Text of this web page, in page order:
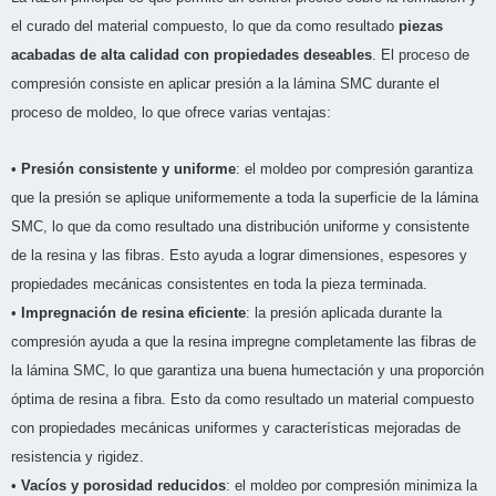
el curado del material compuesto, lo que da como resultado piezas
acabadas de alta calidad con propiedades deseables . El proceso de
compresión consiste en aplicar presión a la lámina SMC durante el
proceso de moldeo, lo que ofrece varias ventajas:
• Presión consistente y uniforme: el moldeo por compresión garantiza
que la presión se aplique uniformemente a toda la superficie de la lámina
SMC, lo que da como resultado una distribución uniforme y consistente
de la resina y las fibras. Esto ayuda a lograr dimensiones, espesores y
propiedades mecánicas consistentes en toda la pieza terminada.
• Impregnación de resina eficiente: la presión aplicada durante la
compresión ayuda a que la resina impregne completamente las fibras de
la lámina SMC, lo que garantiza una buena humectación y una proporción
óptima de resina a fibra. Esto da como resultado un material compuesto
con propiedades mecánicas uniformes y características mejoradas de
resistencia y rigidez.
• Vacíos y porosidad reducidos: el moldeo por compresión minimiza la